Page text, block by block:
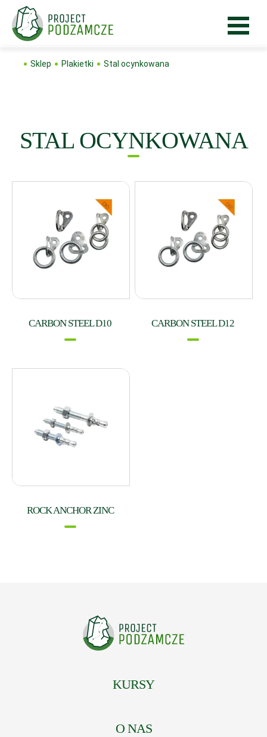
Sklep Plakietki Stal ocynkowana
STAL OCYNKOWANA
CARBON STEEL D10 CARBON STEEL D12
ROCK ANCHOR ZINC
KURSY
O NAS